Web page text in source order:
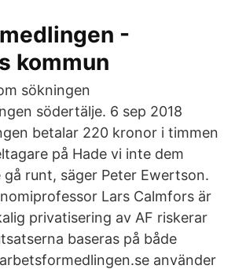
-
kommun
sökningen
södertälje. 6 sep 2018
betalar 220 kronor i timmen
på Hade vi inte dem
runt, säger Peter Ewertson.
Lars Calmfors är
privatisering av AF riskerar
baseras på både
använder